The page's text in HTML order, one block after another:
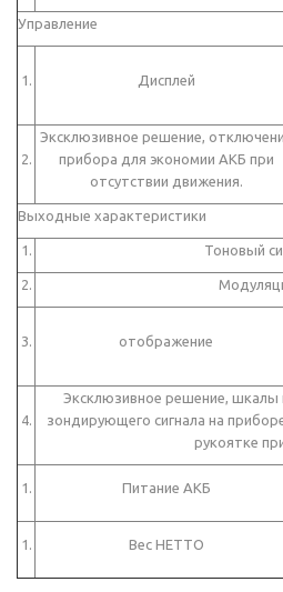
Управление
1. Дисплей
2.
Эксклюзивное решение,
прибора для экономии АКБ при
отсутствии движения.
Выходные характеристики
1. Тоновый
2.
3. отображение
4.
Эксклюзивное решение, шкалы
зондирующего сигнала на
рукоятке
1. Питание АКБ
1. Вес НЕТТО